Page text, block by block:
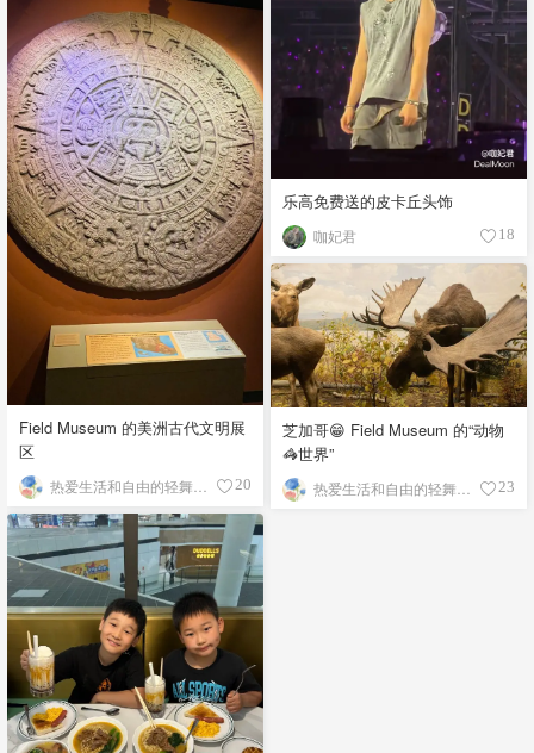
乐高免费送的皮卡丘头饰
咖妃君 18
Field Museum 的美洲古代文明展
区
20
芝加哥😁 Field Museum 的“动物
🦓世界”
23